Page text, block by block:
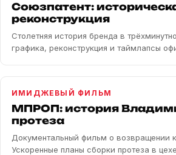
Союзпатент:
реконструкция
Столетняя история бренда в
графика, реконструкция и таймлапсы
ИМИДЖЕВЫЙ ФИЛЬМ
МПРОП: история
протеза
Документальный фильм о возвращении
Ускоренные планы сборки протеза в